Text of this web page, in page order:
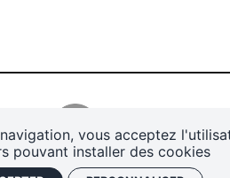
vous acceptez
pouvant installer des cookies